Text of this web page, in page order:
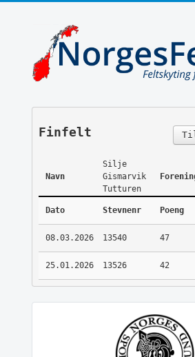
Finfelt
Navn
Silje
Gismarvik
Tutturen
Dato Stevnenr Poeng
08.03.2026 13540 47
25.01.2026 13526 42